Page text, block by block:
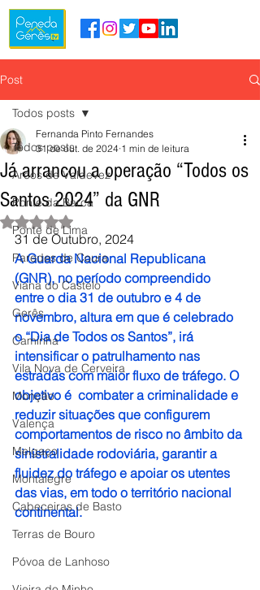
Post
Todos posts
Arcos de Valdevez
Ponte da Barca
Ponte de Lima
Paredes de Coura
Viana do Castelo
Gerês
Caminha
Vila Nova de Cerveira
Monção
Valença
Melgaço
Montalegre
Cabeceiras de Basto
Terras de Bouro
Póvoa de Lanhoso
Todos posts
Já arrancou a operação “Todos os
Santos 2024” da GNR
Fernanda Pinto Fernandes
31 de out. de 2024 1 min de leitura
Avaliado com NaN de 5 estrelas.
31 de Outubro, 2024
A Guarda Nacional Republicana
(GNR), no período compreendido
entre o dia 31 de outubro e 4 de
novembro, altura em que é celebrado
o “Dia de Todos os Santos”, irá
intensificar o patrulhamento nas
estradas com maior fluxo de tráfego. O
objetivo é  combater a criminalidade e
reduzir situações que configurem
comportamentos de risco no âmbito da
sinistralidade rodoviária, garantir a
fluidez do tráfego e apoiar os utentes
das vias, em todo o território nacional
continental.